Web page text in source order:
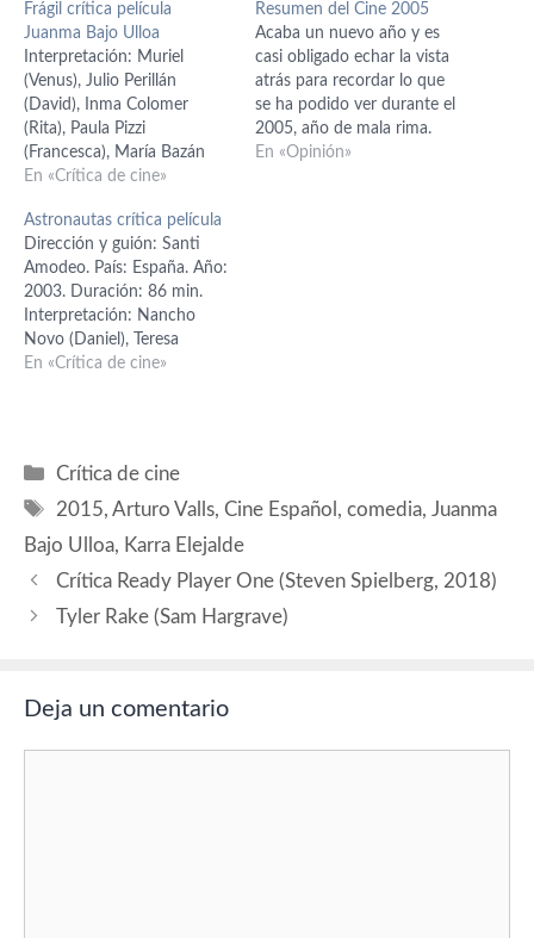
Frágil crítica película
Juanma Bajo Ulloa
Interpretación: Muriel
(Venus), Julio Perillán
(David), Inma Colomer
(Rita), Paula Pizzi
(Francesca), María Bazán
(Abi), Silvia Segovia (Marta),
Bibiana Schönhöfer (María),
Violaine Estérez (Chloe),
John G. Rubin (Félix), Pilar
Rodríguez Zabaleta (Juana).
Guión: Catalina Gilabert.
Producción: Juanma Bajo
Ulloa. Música: Bingen
En «Crítica de cine»
Resumen del Cine 2005
Acaba un nuevo año y es
casi obligado echar la vista
atrás para recordar lo que
se ha podido ver durante el
2005, año de mala rima.
Este año será considerado
En «Opinión»
Astronautas crítica película
Dirección y guión: Santi
Amodeo. País: España. Año:
2003. Duración: 86 min.
Interpretación: Nancho
Novo (Daniel), Teresa
Hurtado de Ori (Laura),
Juan Motilla (Pastor), Alex
O'Dogherty (Torta), Jöns
ejecutiva: José Antonio
Félez. Música:…
En «Crítica de cine»
Categorías
Crítica de cine
Etiquetas
2015,Arturo Valls,Cine Español ,comedia, Juanma
Bajo Ulloa, Karra Elejalde
Crítica Ready Player One (Steven Spielberg, 2018)
Tyler Rake (Sam Hargrave)
Deja un comentario